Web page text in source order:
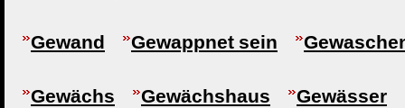
Gewand Gewappnet sein
Gewächs Gewächshaus Gewässer